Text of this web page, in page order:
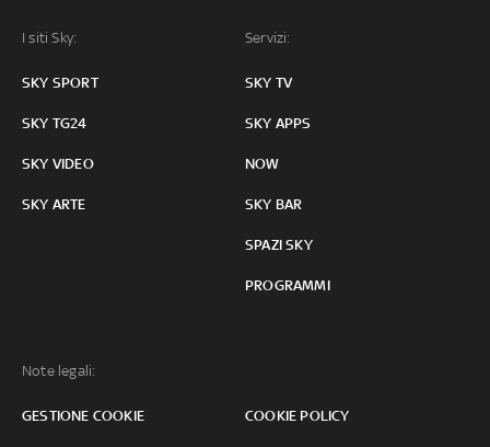
I siti Sky:
SKY SPORT
SKY TG24
SKY VIDEO
SKY ARTE
Servizi:
SKY TV
SKY APPS
NOW
SKY BAR
SPAZI SKY
PROGRAMMI
Note legali:
GESTIONE COOKIE COOKIE POLICY